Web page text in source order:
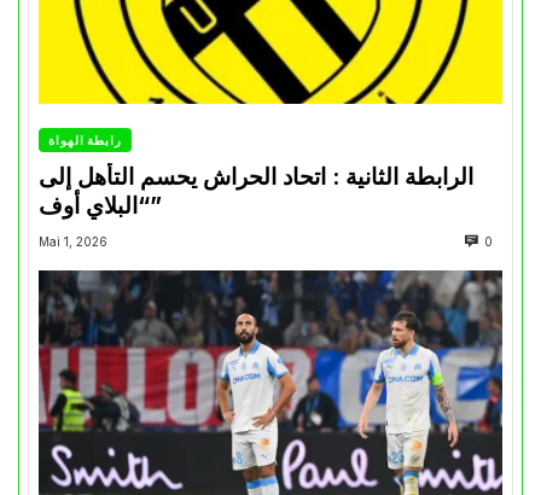
رابطة الهواة
الرابطة الثانية : اتحاد الحراش يحسم التأهل إلى
“البلاي أوف”
Mai 1, 2026 0